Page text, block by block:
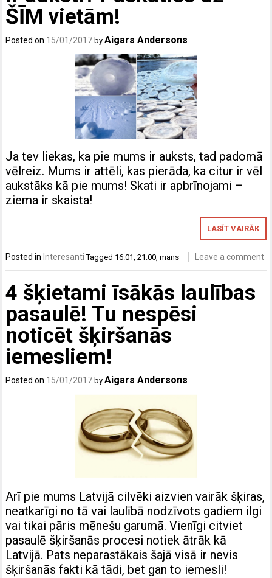
ŠĪM vietām!
Posted on 15/01/2017 byAigars Andersons
Ja tev liekas, ka pie mums ir auksts, tad padomā
vēlreiz. Mums ir attēli, kas pierāda, ka citur ir vēl
aukstāks kā pie mums! Skati ir apbrīnojami –
ziema ir skaista!
LASĪT VAIRĀK
Posted in Interesanti Tagged 16.01 ,21:00 ,mans Leave a comment
4 šķietami īsākās laulības
pasaulē! Tu nespēsi
noticēt šķiršanās
iemesliem!
Posted on 15/01/2017 byAigars Andersons
Arī pie mums Latvijā cilvēki aizvien vairāk šķiras,
neatkarīgi no tā vai laulībā nodzīvots gadiem ilgi
vai tikai pāris mēnešu garumā. Vienīgi citviet
pasaulē šķiršanās procesi notiek ātrāk kā
Latvijā. Pats neparastākais šajā visā ir nevis
šķiršanās fakti kā tādi, bet gan to iemesli!